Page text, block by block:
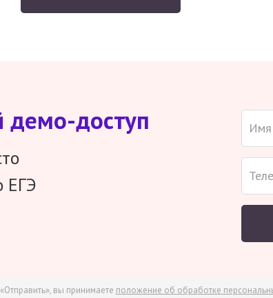
демо-доступ
ЕГЭ
вы принимаете положение об обработке